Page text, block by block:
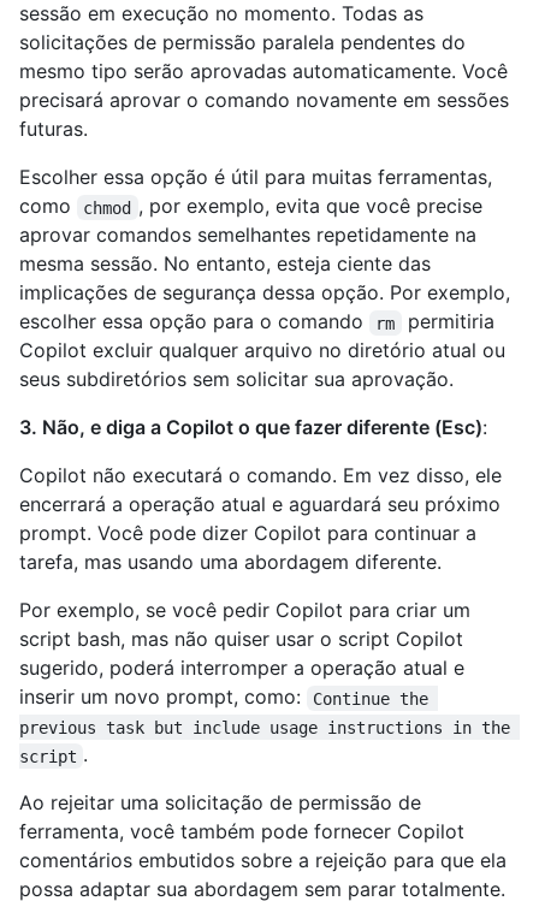
sessão em execução no momento. Todas as
solicitações de permissão paralela pendentes do
mesmo tipo serão aprovadas automaticamente. Você
precisará aprovar o comando novamente em sessões
futuras.
Escolher essa opção é útil para muitas ferramentas,
como
chmod , por exemplo, evita que você precise
aprovar comandos semelhantes repetidamente na
mesma sessão. No entanto, esteja ciente das
implicações de segurança dessa opção. Por exemplo,
escolher essa opção para o comando
rm
permitiria
Copilot excluir qualquer arquivo no diretório atual ou
seus subdiretórios sem solicitar sua aprovação.
3. Não, e diga a Copilot o que fazer diferente (Esc):
Copilot não executará o comando. Em vez disso, ele
encerrará a operação atual e aguardará seu próximo
prompt. Você pode dizer Copilot para continuar a
tarefa, mas usando uma abordagem diferente.
Por exemplo, se você pedir Copilot para criar um
script bash, mas não quiser usar o script Copilot
sugerido, poderá interromper a operação atual e
inserir um novo prompt, como:
Continue the
previous task but include usage instructions in the
script .
Ao rejeitar uma solicitação de permissão de
ferramenta, você também pode fornecer Copilot
comentários embutidos sobre a rejeição para que ela
possa adaptar sua abordagem sem parar totalmente.